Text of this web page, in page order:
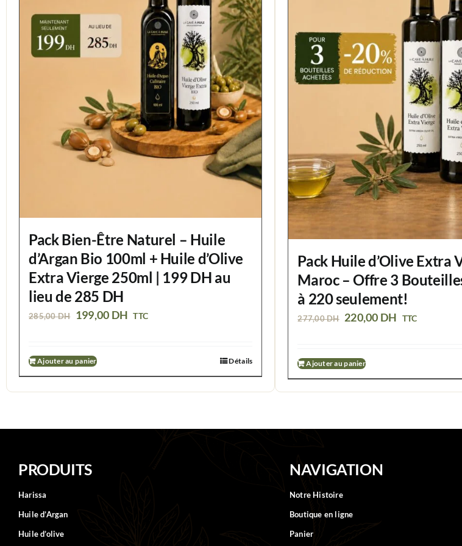
Pack Bien-Être Naturel – Huile
d’Argan Bio 100ml + Huile d’Olive
Extra Vierge 250ml | 199 DH au
lieu de 285 DH
285,00DH Le
était :
199,00 DH Le
TTC
Ajouter au panier Détails
Pack Huile d’Olive Extra
Maroc – Offre 3
à 220 seulement!
277,00DH Le
était :
277,00 DH.
220,00 DH Le
220,00 DH.
TTC
Ajouter au panier
PRODUITS
Harissa
Huile d’Argan
Huile d’olive
NAVIGATION
Notre Histoire
Boutique en ligne
Panier